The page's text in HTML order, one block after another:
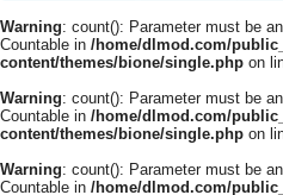
Warning: count(): Parameter must be
Countable in /home/dlmod.com/
content/themes/bione/single.php on
Warning: count(): Parameter must be
Countable in /home/dlmod.com/
content/themes/bione/single.php on
Warning: count(): Parameter must be
Countable in /home/dlmod.com/